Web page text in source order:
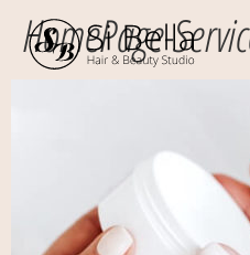
HomePage-